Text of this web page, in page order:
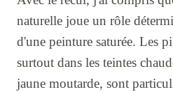
naturelle joue un rôle
d'une peinture saturée. Les
surtout dans les teintes
jaune moutarde, sont